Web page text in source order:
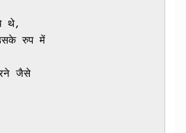
थे,
रुप में
जैसे